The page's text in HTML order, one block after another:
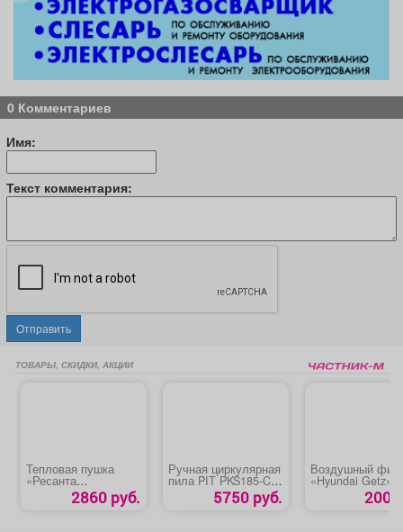
0 Комментариев
Имя:
Текст комментария:
Отправить
ТОВАРЫ, СКИДКИ, АКЦИИ
Тепловая пушка
«Ресанта
ТЭП-3000К»2860 руб.
Ручная циркулярная
пила PIT PKS185-C2/
5750 руб.
Воздушный
«Hyundai Getz»
200